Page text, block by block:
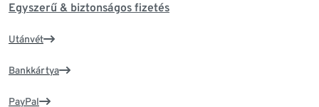
Egyszerű & biztonságos fizetés
Utánvét
Bankkártya
PayPal